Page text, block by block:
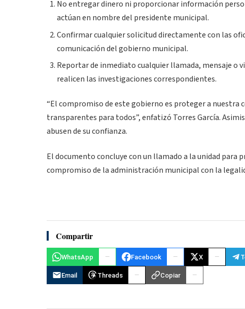
No entregar dinero ni proporcionar información
actúan en nombre del presidente municipal.
Confirmar cualquier solicitud directamente con las
comunicación del gobierno municipal.
Reportar de inmediato cualquier llamada, mensaje o
realicen las investigaciones correspondientes.
“El compromiso de este gobierno es proteger a nuestra
transparentes para todos”, enfatizó Torres García.
abusen de su confianza.
El documento concluye con un llamado a la unidad
compromiso de la administración municipal con la
Compartir
WhatsApp Facebook X
Email Threads Copiar